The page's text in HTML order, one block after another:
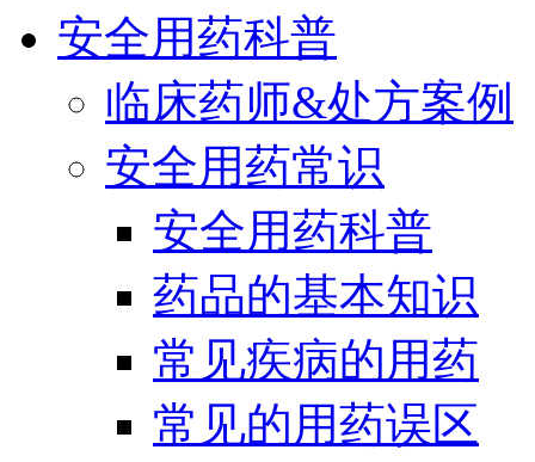
安全用药科普
临床药师&处方案例
安全用药常识
安全用药科普
药品的基本知识
常见疾病的用药
常见的用药误区